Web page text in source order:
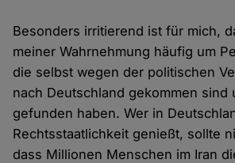
Besonders irritierend ist für mich,
meiner Wahrnehmung häufig um
die selbst wegen der politischen
nach Deutschland gekommen sind
gefunden haben. Wer in
Rechtsstaatlichkeit genießt, sollte
dass Millionen Menschen im Iran